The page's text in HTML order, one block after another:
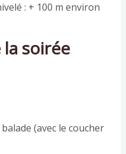
: + 100 m environ
soirée
(avec le coucher